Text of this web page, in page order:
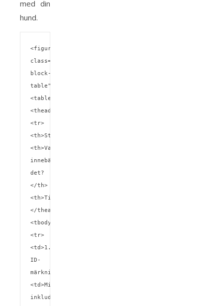
med din
hund.
<figure
class="wp-
block-
table">
<table>
<thead>
<tr>
<th>Steg</th>
<th>Vad
innebär
det?
</th>
<th>Tidsåtgång</th>
</thead>
<tbody>
<tr>
<td>1.
ID-
märkning</td>
<td>Mikrochip
inkluderas